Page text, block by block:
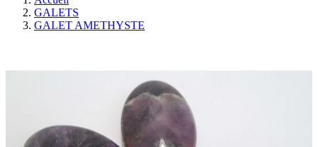
GALETS
GALET AMETHYSTE